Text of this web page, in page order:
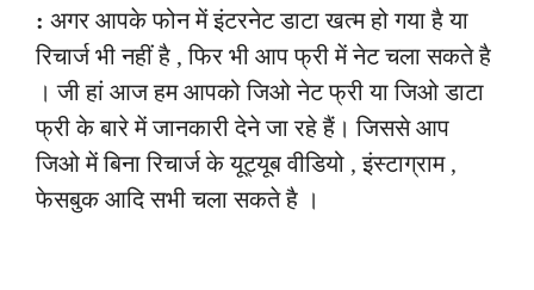
: अगर आपके फोन में इंटरनेट डाटा खत्म हो गया है या
रिचार्ज भी नहीं है , फिर भी आप फ्री में नेट चला सकते है
। जी हां आज हम आपको जिओ नेट फ्री या जिओ डाटा
फ्री के बारे में जानकारी देने जा रहे हैं। जिससे आप
जिओ में बिना रिचार्ज के यूट्यूब वीडियो , इंस्टाग्राम ,
फेसबुक आदि सभी चला सकते है ।